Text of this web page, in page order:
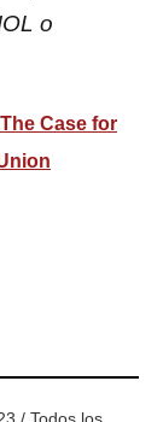
o
Case for
/ Todos los